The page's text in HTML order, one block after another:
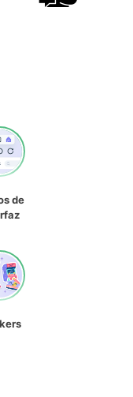
de